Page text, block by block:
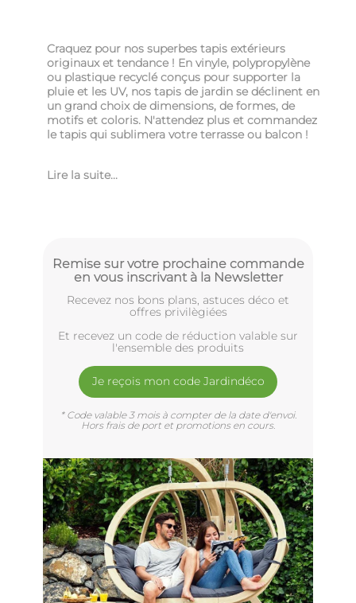
Craquez pour nos superbes tapis extérieurs
originaux et tendance ! En vinyle, polypropylène
ou plastique recyclé conçus pour supporter la
pluie et les UV, nos tapis de jardin se déclinent en
un grand choix de dimensions, de formes, de
motifs et coloris. N'attendez plus et commandez
le tapis qui sublimera votre terrasse ou balcon !
Lire la suite...
Remise sur votre prochaine commande
en vous inscrivant à la Newsletter
Recevez nos bons plans, astuces déco et
offres privilègiées
Et recevez un code de réduction valable sur
l'ensemble des produits
Je reçois mon code Jardindéco
* Code valable 3 mois à compter de la date d'envoi.
Hors frais de port et promotions en cours.